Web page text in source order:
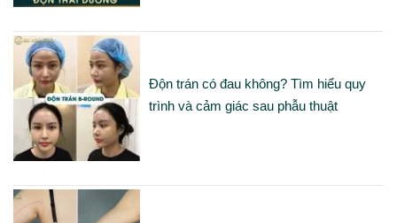
Độn trán có đau không? Tìm hiểu quy
trình và cảm giác sau phẫu thuật